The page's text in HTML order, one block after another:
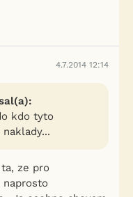
4.7.2014 12:14
kdo tyto
ze pro